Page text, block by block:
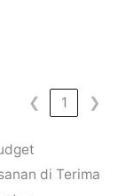
❮ 1 ❯
di Terima